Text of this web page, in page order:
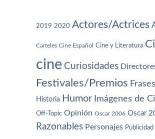
2019 2020 Actores/Actrices
Carteles Cine Español Cine y Literatura
cine Curiosidades
Festivales/Premios
Historia Humor Imágenes de
Off-Topic Opinión Oscar 2006 Oscar
Razonables Personajes Publicidad